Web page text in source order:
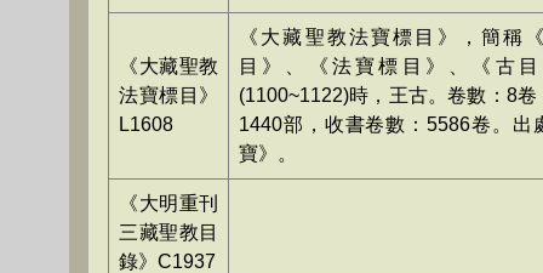
《大藏聖教
法寶標目》
L1608
《大藏聖教法寶標目》，簡稱
目》、《法寶標目》、《古
(1100~1122)時，王古。卷數：8
1440部，收書卷數：5586卷。出
寶》。
《大明重刊
三藏聖教目
錄》C1937